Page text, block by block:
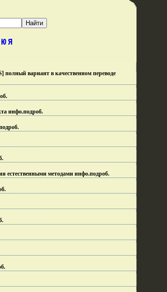
ЮЯ
полный вариант в качественном переводе
инфо.подроб.
естественными методами инфо.подроб.